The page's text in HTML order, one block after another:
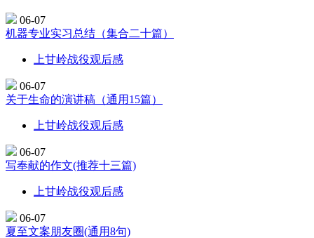
06-07
机器专业实习总结（集合二十篇）
上甘岭战役观后感
06-07
关于生命的演讲稿（通用15篇）
上甘岭战役观后感
06-07
写奉献的作文(推荐十三篇)
上甘岭战役观后感
06-07
夏至文案朋友圈(通用8句)